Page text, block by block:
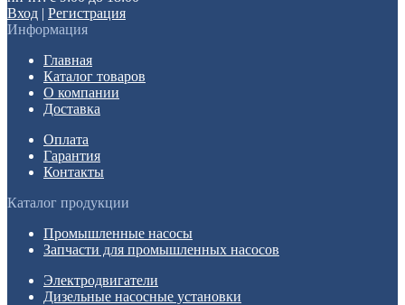
Вход | Регистрация
Информация
Главная
Каталог товаров
О компании
Доставка
Оплата
Гарантия
Контакты
Каталог продукции
Промышленные насосы
Запчасти для промышленных насосов
Электродвигатели
Дизельные насосные установки